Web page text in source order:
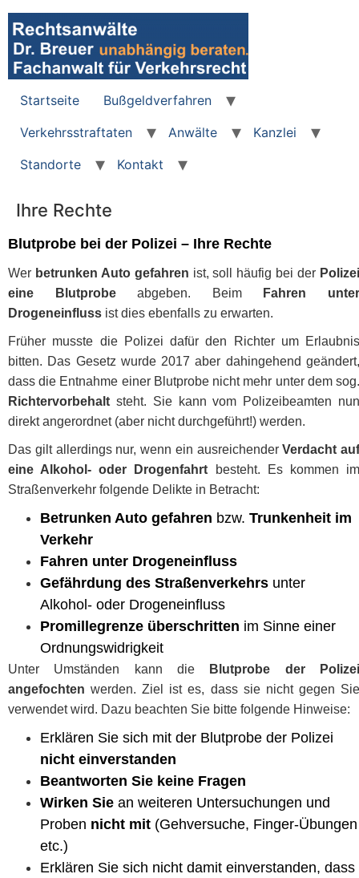
Zum
Inhalt
wechseln
Startseite
Bußgeldverfahren
Verkehrsstraftaten
Anwälte
Kanzlei
Standorte
Kontakt
Ihre Rechte
Blutprobe bei der Polizei – Ihre Rechte
Wer betrunken Auto gefahren ist, soll häufig bei der
eine Blutprobeabgeben. Beim
Fahren
Drogeneinfluss ist dies ebenfalls zu erwarten.
Früher musste die Polizei dafür den Richter um Erlaubnis
bitten. Das Gesetz wurde 2017 aber dahingehend geändert,
dass die Entnahme einer Blutprobe nicht mehr unter dem sog.
Richtervorbehalt steht. Sie kann vom Polizeibeamten nun
direkt angerordnet (aber nicht durchgeführt!) werden.
Das gilt allerdings nur, wenn ein ausreichenderVerdacht auf
eine Alkohol- oder Drogenfahrt besteht. Es kommen
Straßenverkehr folgende Delikte in Betracht:
Betrunken Auto gefahren bzw. Trunkenheit im
Verkehr
Fahren unter Drogeneinfluss
Gefährdung des Straßenverkehrs unter
Alkohol- oder Drogeneinfluss
Promillegrenze überschritten im Sinne einer
Ordnungswidrigkeit
Unter Umständen kann die
Blutprobe der
angefochten werden. Ziel ist es, dass sie nicht gegen Sie
verwendet wird. Dazu beachten Sie bitte folgende Hinweise:
Erklären Sie sich mit der Blutprobe der Polizei
nicht einverstanden
Beantworten Sie keine Fragen
Wirken Sie an weiteren Untersuchungen und
Proben nicht mit (Gehversuche, Finger-Übungen
etc.)
Erklären Sie sich nicht damit einverstanden, dass